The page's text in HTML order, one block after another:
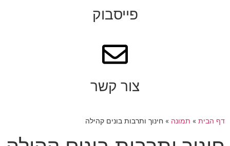
פייסבוק
צור קשר
דף הבית » תמונה » חינוך ותרבות בונים קהילה